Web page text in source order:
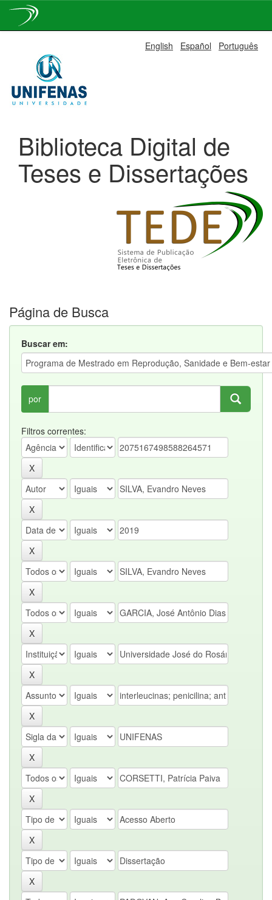
navigation
English Español Português
Biblioteca Digital de
Teses e Dissertações
Página de Busca
Buscar em:
por
Filtros correntes: